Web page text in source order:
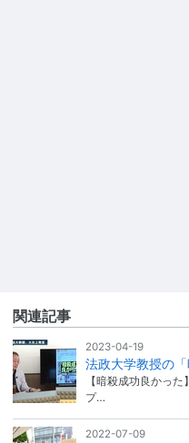
関連記事
2023-04-19
法政大学教授の
【暗殺成功良かっ
プ…
2022-07-09